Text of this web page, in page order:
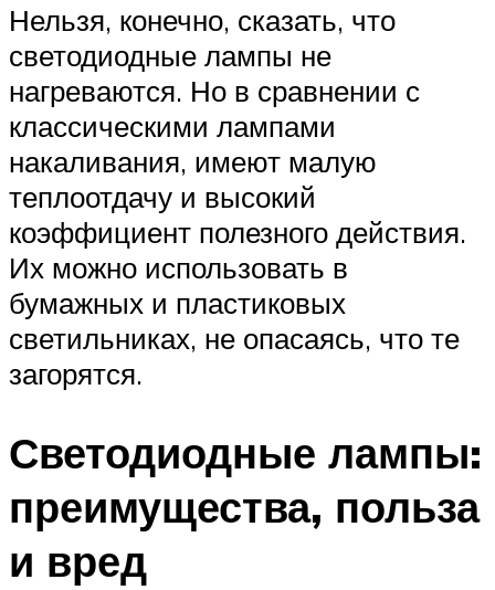
Нельзя, конечно, сказать, что
светодиодные лампы не
нагреваются. Но в сравнении с
классическими лампами
накаливания, имеют малую
теплоотдачу и высокий
коэффициент полезного действия.
Их можно использовать в
бумажных и пластиковых
светильниках, не опасаясь, что те
загорятся.
Светодиодные лампы:
преимущества, польза
и вред